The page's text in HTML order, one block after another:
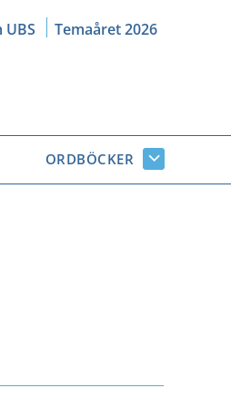
Temaåret 2026
ORDBÖCKER
Ordböcker
undersidor